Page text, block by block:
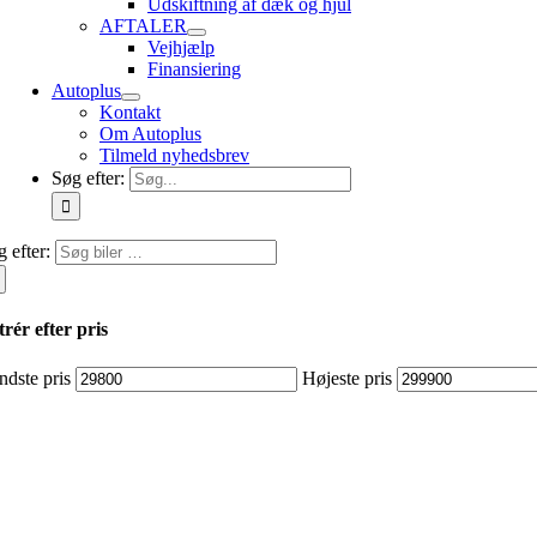
Udskiftning af dæk og hjul
AFTALER
Vejhjælp
Finansiering
Autoplus
Kontakt
Om Autoplus
Tilmeld nyhedsbrev
Søg efter:
efter:
efter pris
pris Højeste pris